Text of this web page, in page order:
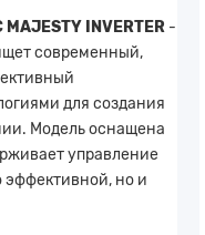
INVERTER -
современный,
для создания
Модель оснащена
управление
эффективной, но и